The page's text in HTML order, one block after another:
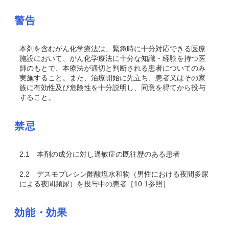
警告
本剤を含むがん化学療法は、緊急時に十分対応できる医療
施設において、がん化学療法に十分な知識・経験を持つ医
師のもとで、本療法が適切と判断される患者についてのみ
実施すること。また、治療開始に先立ち、患者又はその家
族に有効性及び危険性を十分説明し、同意を得てから投与
すること。
禁忌
2.1 本剤の成分に対し過敏症の既往歴のある患者
2.2 デスモプレシン酢酸塩水和物（男性における夜間多尿
による夜間頻尿）を投与中の患者［10.1参照］
効能・効果